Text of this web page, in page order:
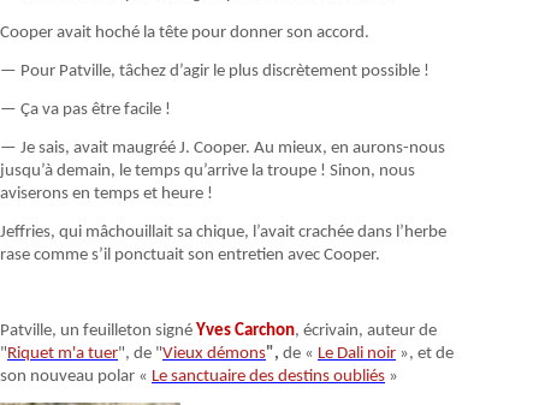
Cooper avait hoché la tête pour donner son accord.
— Pour Patville, tâchez d’agir le plus discrètement possible !
— Ça va pas être facile !
— Je sais, avait maugréé J. Cooper. Au mieux, en aurons-nous
jusqu’à demain, le temps qu’arrive la troupe ! Sinon, nous
aviserons en temps et heure !
Jeffries, qui mâchouillait sa chique, l’avait crachée dans l’herbe
rase comme s’il ponctuait son entretien avec Cooper.
Patville, un feuilleton signé Yves Carchon, écrivain, auteur de
"Riquet m'a tuer", de "Vieux démons", de « Le Dali noir », et de
son nouveau polar « Le sanctuaire des destins oubliés »